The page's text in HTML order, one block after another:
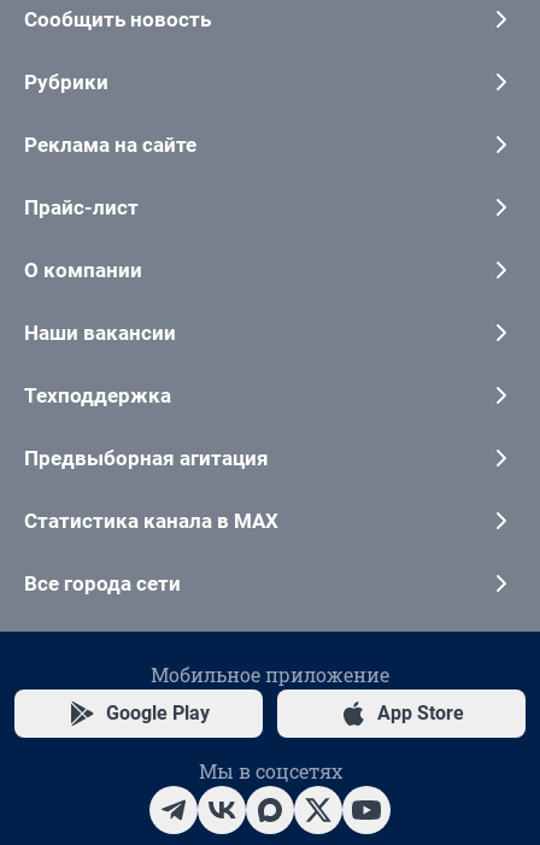
Сообщить новость
Рубрики
Реклама на сайте
Прайс-лист
О компании
Наши вакансии
Техподдержка
Предвыборная агитация
Статистика канала в MAX
Все города сети
Мобильное приложение
Google Play App Store
Мы в соцсетях